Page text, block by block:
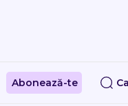
Abonează-te